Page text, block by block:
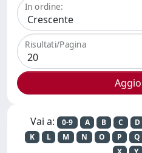
In ordine:
Risultati/Pagina
Vai a: 0-9 A B C D
K
L M N O P Q